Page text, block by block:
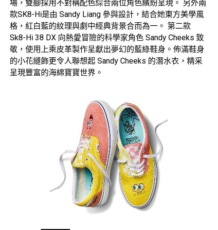
場，雙腳採用不對稱配色綜合兩位角色繽紛呈現。 另外兩
款SK8-Hi是由 Sandy Liang 參與設計，結合她東方美學風
格，紅白藍的紋理與劇中經典背景合而為一。 第二款
Sk8-Hi 38 DX 向熱愛冒險的科學家角色 Sandy Cheeks 致
敬，使用上乘皮革製作呈獻出夢幻的藍綠鞋身。佈滿鞋身
的小花縫飾更令人聯想起 Sandy Cheeks 的潛水衣，精采
呈現豐富的海綿寶寶世界。